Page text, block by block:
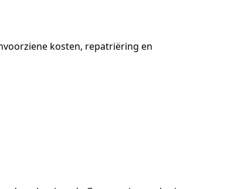
kosten, repatriëring en